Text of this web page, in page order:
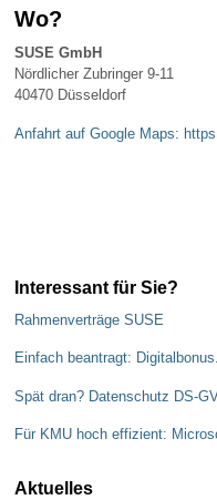
Wo?
SUSE GmbH
Nördlicher Zubringer 9-11
40470 Düsseldorf
Anfahrt auf Google Maps:
Interessant für Sie?
Rahmenverträge SUSE
Einfach beantragt:
Spät dran? Datenschutz DS-
Für KMU hoch effizient:
Aktuelles